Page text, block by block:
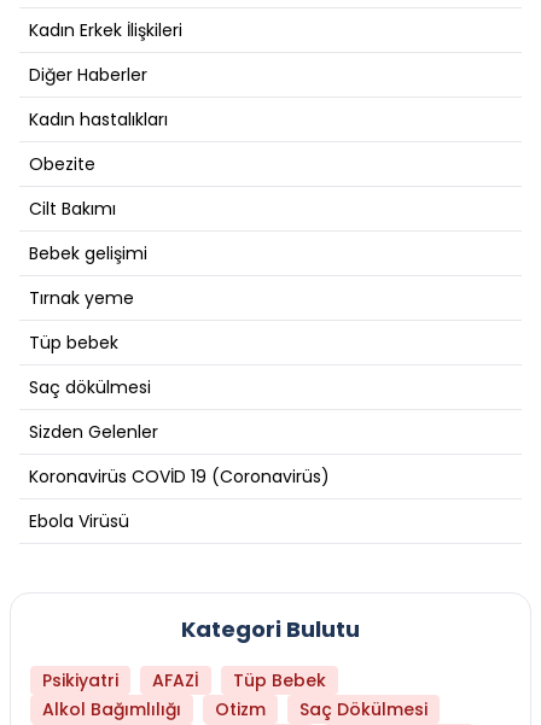
Kadın Erkek İlişkileri
Diğer Haberler
Kadın hastalıkları
Obezite
Cilt Bakımı
Bebek gelişimi
Tırnak yeme
Tüp bebek
Saç dökülmesi
Sizden Gelenler
Koronavirüs COVİD 19 (Coronavirüs)
Ebola Virüsü
Kategori Bulutu
Psikiyatri AFAZİ
Tüp Bebek
Alkol Bağımlılığı
Otizm
Saç Dökülmesi